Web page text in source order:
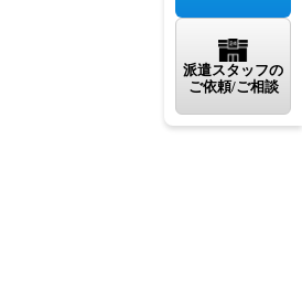
派遣スタッフの
ご依頼/ご相談